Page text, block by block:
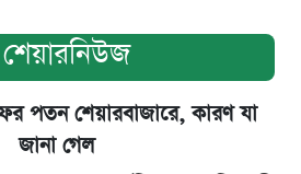
শেয়ারনিউজ
পতন শেয়ারবাজারে, কারণ যা
জানা গেল